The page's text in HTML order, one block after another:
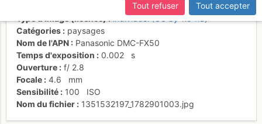
individuel (CC by-nc-nd)
Catégories
paysages
Nom de l'APN
Panasonic DMC-FX50
Temps d'exposition
0.002
s
Ouverture
f/ 2.8
Focale
4.6
mm
Sensibilité
100
ISO
Nom du fichier
1351532197_1782901003.jpg
Tout refuser
Tout accepter